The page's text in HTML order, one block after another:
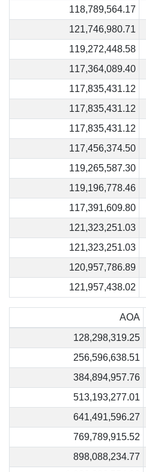
118,789,564.17
121,746,980.71
119,272,448.58
117,364,089.40
117,835,431.12
117,835,431.12
117,835,431.12
117,456,374.50
119,265,587.30
119,196,778.46
117,391,609.80
121,323,251.03
121,323,251.03
120,957,786.89
121,957,438.02
AOA
128,298,319.25
256,596,638.51
384,894,957.76
513,193,277.01
641,491,596.27
769,789,915.52
898,088,234.77